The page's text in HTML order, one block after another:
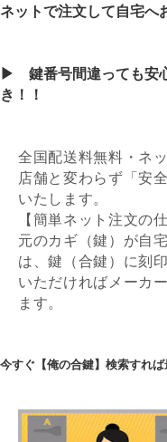
ネットで注文して自宅へ
▶︎ 鍵番号間違っても安
き！！
全国配送料無料・ネ
店舗と変わらず「安
いたします。
【簡単ネット注文の仕
元のカギ（鍵）が自
は、鍵（合鍵）に刻
いただければメーカ
ます。
今すぐ【俺の合鍵】検索すれば